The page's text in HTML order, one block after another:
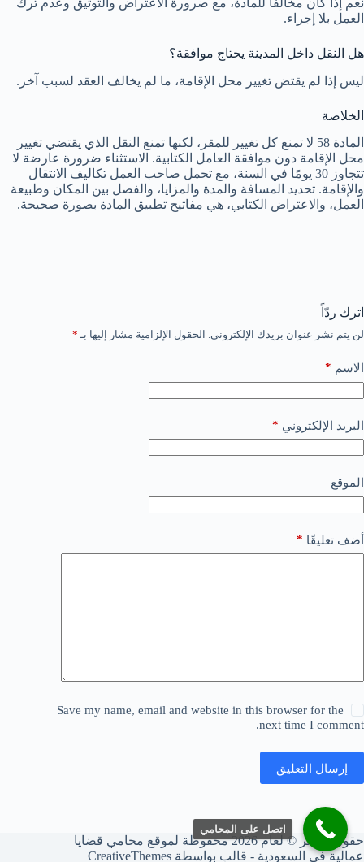
العمل بلا إجراء.
هل النقل داخل المدينة يحتاج موافقة؟
ليس إذا لم يقتض تغيير محل الإقامة، ما لم يخالف العقد لسبب آخر.
الخلاصة
المادة 58 لا تمنع كل تغيير للمقر، لكنها تمنع النقل الذي يقتضي تغيير
محل الإقامة دون موافقة العامل الكتابية. الاستثناء ضرورة عارضة لا
تتجاوز 30 يومًا في السنة، مع تحمل صاحب العمل تكاليف الانتقال
والإقامة. تحديد المسافة والمدة والمزايا، والفصل بين المكان وطبيعة
العمل، والاعتراض الكتابي، هي مفاتيح تطبيق المادة بصورة صحيحة.
اترك ردّاً
لن يتم نشر عنوان بريدك الإلكتروني. الحقول الإلزامية مشار إليها بـ *
الاسم *
البريد الإلكتروني *
الموقع
أضف تعليقًا *
Save my name, email and website in this browser for the
next time I comment.
إرسال التعليق
حقوق النشر © لعام 2026 محفوظة لموقع محامي قضايا
عمالية في السعودية - قالب بواسطة CreativeThemes
اتصل على المحامي